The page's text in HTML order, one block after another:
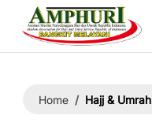
Home Hajj & Umrah